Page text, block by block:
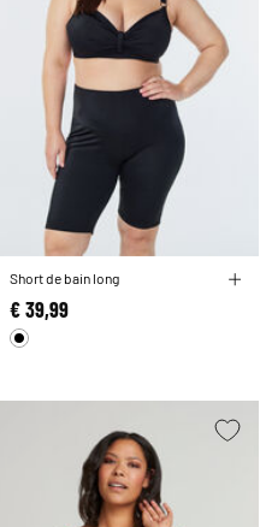
Short de bain long
€ 39,99